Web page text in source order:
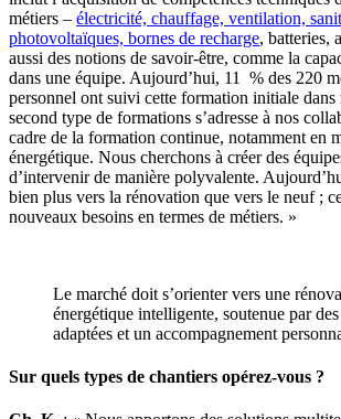
métiers – électricité, chauffage, ventilation,
photovoltaïques, bornes de recharge, batteries,
aussi des notions de savoir-être, comme la
dans une équipe. Aujourd’hui, 11 % des 220
personnel ont suivi cette formation initiale dans
second type de formations s’adresse à nos
cadre de la formation continue, notamment en
énergétique. Nous cherchons à créer des
d’intervenir de manière polyvalente.
bien plus vers la rénovation que vers le neuf ;
nouveaux besoins en termes de métiers. »
Le marché doit s’orienter vers une
énergétique intelligente, soutenue par
adaptées et un accompagnement
Sur quels types de chantiers opérez-vous ?